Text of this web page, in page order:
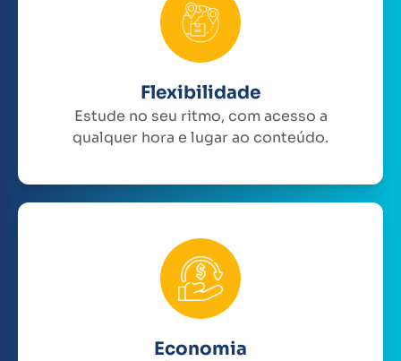
Flexibilidade
Estude no seu ritmo, com acesso a
qualquer hora e lugar ao conteúdo.
Economia